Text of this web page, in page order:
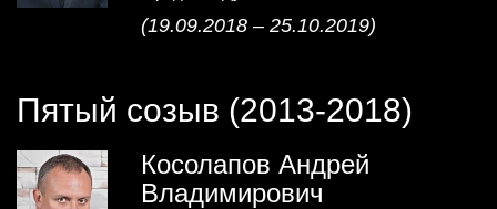
(19.09.2018 – 25.10.2019)
Пятый созыв (2013-2018)
Косолапов Андрей
Владимирович